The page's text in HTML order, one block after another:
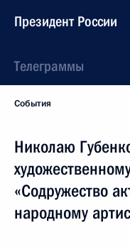
Президент России
Телеграммы
События
Николаю
«Содружество
народному